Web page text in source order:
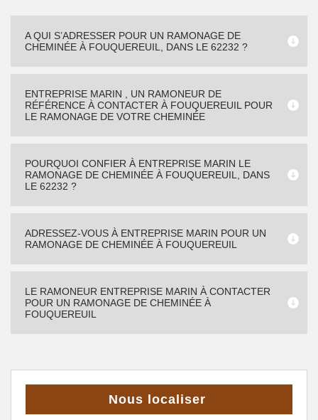
A QUI S’ADRESSER POUR UN RAMONAGE DE
CHEMINÉE À FOUQUEREUIL, DANS LE 62232 ?
ENTREPRISE MARIN , UN RAMONEUR DE
RÉFÉRENCE À CONTACTER À FOUQUEREUIL POUR
LE RAMONAGE DE VOTRE CHEMINÉE
POURQUOI CONFIER À ENTREPRISE MARIN LE
RAMONAGE DE CHEMINÉE À FOUQUEREUIL, DANS
LE 62232 ?
ADRESSEZ-VOUS À ENTREPRISE MARIN POUR UN
RAMONAGE DE CHEMINÉE À FOUQUEREUIL
LE RAMONEUR ENTREPRISE MARIN À CONTACTER
POUR UN RAMONAGE DE CHEMINÉE À
FOUQUEREUIL
Nous localiser